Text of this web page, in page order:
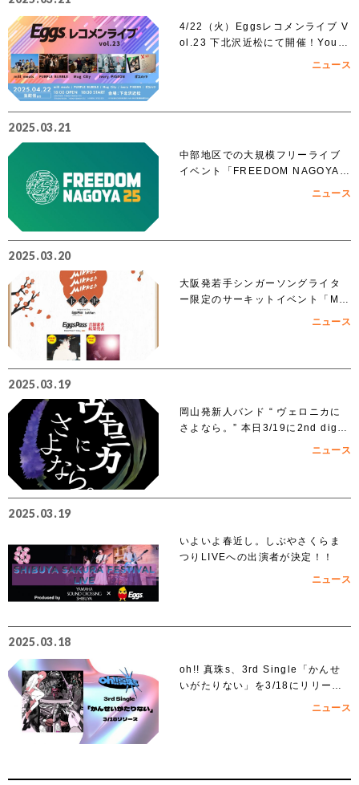
4/22（火）Eggsレコメンライブ V
ol.23 下北沢近松にて開催！YouT
ニュース
2025.03.21
中部地区での大規模フリーライブ
イベント「FREEDOM NAGOYA 2
ニュース
2025.03.20
大阪発若手シンガーソングライタ
ー限定のサーキットイベント「MIK
ニュース
2025.03.19
岡山発新人バンド “ ヴェロニカに
さよなら。” 本日3/19に2nd digit
ニュース
2025.03.19
いよいよ春近し。しぶやさくらま
つりLIVEへの出演者が決定！！
ニュース
2025.03.18
oh!! 真珠s、3rd Single「かんせ
いがたりない」を3/18にリリー
ニュース